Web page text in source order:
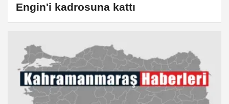
Engin'i kadrosuna kattı